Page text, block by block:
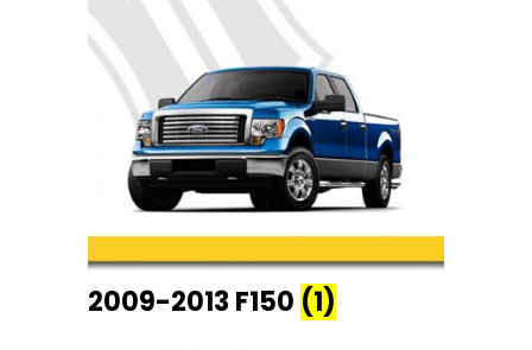
2009-2013 F150 (1)